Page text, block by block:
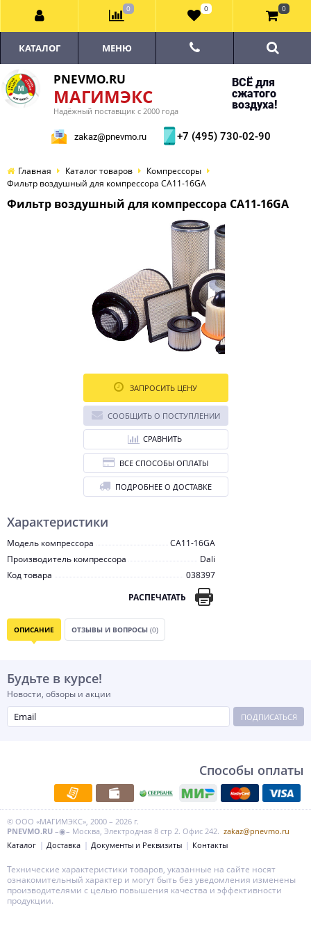
PNEVMO.RU
МАГИМЭКС
Надёжный поставщик с 2000 года
ВСЁ для
сжатого
воздуха!
zakaz@pnevmo.ru +7 (495) 730-02-90
КАТАЛОГ МЕНЮ
Главная Каталог товаров
Компрессоры
Фильтр воздушный для компрессора CA11-16GA
Фильтр воздушный для компрессора CA11-16GA
Характеристики
Модель компрессора
CA11-16GA
Производитель компрессора
Dali
Код товара
038397
РАСПЕЧАТАТЬ
ЗАПРОСИТЬ ЦЕНУ
СООБЩИТЬ О ПОСТУПЛЕНИИ
СРАВНИТЬ
ВСЕ СПОСОБЫ ОПЛАТЫ
ПОДРОБНЕЕ О ДОСТАВКЕ
ОПИСАНИЕ ОТЗЫВЫ И ВОПРОСЫ (0)
Будьте в курсе!
Новости, обзоры и акции
ПОДПИСАТЬСЯ
Способы оплаты
© ООО «МАГИМЭКС», 2000 – 2026 г.
PNEVMO.RU –◉– Москва, Электродная 8 стр 2. Офис 242. zakaz@pnevmo.ru
Каталог
Доставка Документы и Реквизиты Контакты
0 0 0
Технические характеристики товаров, указанные на сайте носят
ознакомительный характер и могут быть без уведомления изменены
производителями с целью повышения качества и эффективности
продукции.